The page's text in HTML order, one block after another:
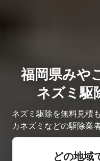
福岡県みや
ネズミ駆
ネズミ駆除を無料見積
カネズミなどの駆除業
どの地域